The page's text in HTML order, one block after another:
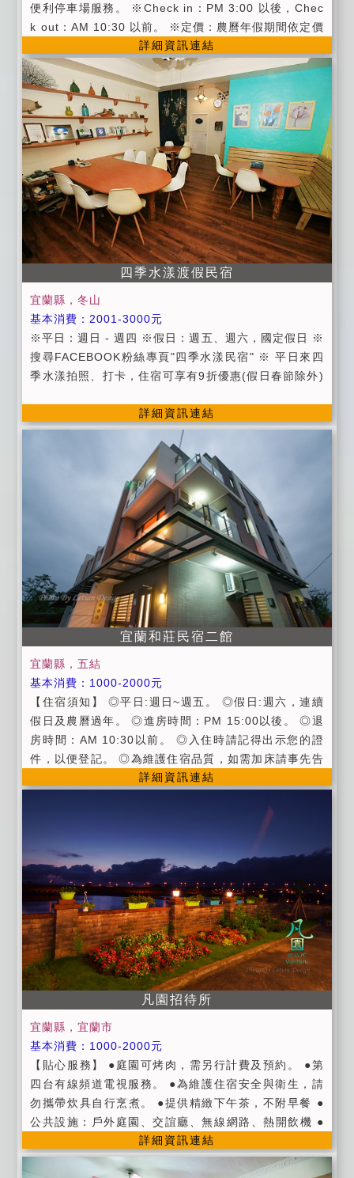
便利停車場服務。 ※Check in：PM 3:00 以後，Chec
k out：AM 10:30 以前。 ※定價：農曆年假期間依定價
計費。 ※假日：週六、國定假日。 ※平日：週日 ~ 週
五。 ※維護住宿品質，室內請勿吸煙。 ※維護住宿品
質，室內請勿攜帶寵物，如有攜帶寵物，每隻寵物依體
型大小酌收清潔費用 （小型犬：如貴賓酌收100元；中
型犬：如柴犬酌收150元；大型犬：如拉拉、黃金獵犬
酌收200元） 是否規定放入籠內：否（如有籠子，建議
攜帶） ※包 棟：平日8,000，假日9,500，年假13,00
0，最多可容納20人。 ※包棟含：春之頌 + 夏之戀 + 秋
之禪 + 冬之情客房，另可使用一樓點唱機、廚房(如使用
瓦斯爐需另收100元瓦斯費用)。 ※平日住宿者早餐為包
子.饅頭 / 三明治(二擇一)，假日住宿者早餐為包子.饅頭
/ 三明治 / 稀飯 (三擇一) ※和莊本棟1樓有1間主人房，
為方便主人管理和莊及招待來賓用。
詳細資訊連結
四季水漾渡假民宿
宜蘭縣，冬山
基本消費：2001-3000元
※平日：週日 - 週四 ※假日：週五、週六，國定假日 ※
搜尋FACEBOOK粉絲專頁"四季水漾民宿" ※ 平日來四
季水漾拍照、打卡，住宿可享有9折優惠(假日春節除外)
詳細資訊連結
宜蘭和莊民宿二館
宜蘭縣，五結
基本消費：1000-2000元
【住宿須知】 ◎平日:週日~週五。 ◎假日:週六，連續
假日及農曆過年。 ◎進房時間：PM 15:00以後。 ◎退
房時間：AM 10:30以前。 ◎入住時請記得出示您的證
件，以便登記。 ◎為維護住宿品質，如需加床請事先告
知。 ◎加棉被:夏季(薄被)一件加收50元清洗費，冬季
境，室內請勿吸煙，不便之處請見諒。 ◎如有寵物只限
一本留言簿，請多多使用。 ◎延期住宿:請於住宿前一週
告知，將可辦理退費或保留訂金三個月，並於期限內擇
期住宿。 ◎延期住宿:如遇天災(颱風,地震)經宜蘭縣政
府或旅客所在地政府發佈停止上班上課， 將可辦理延期
宿，並將保留訂金三個月，並於期限內擇期。 【冷氣使
用原則】 1.請將溫度設定在25℃或26℃及吹電風扇即
可。 2.吹冷氣時記得將窗戶、落地窗及浴室門關上，以
提高冷房效果。 3.請愛惜使用電器等用品，若有損壞需
照價賠償。 ◎公共設施：公用冰箱位於一樓、RO飲水
機位於廚房、寬頻上網(含Wi - Fi需自備電腦)、 汽機車
停車場位置有限、第四台有線頻道電視。 ◎提供西式早
餐服務。 (每人提供一張面額50元的餐券需自行至合作
的早餐店用餐,超出面額的部分需自行補足差價) ◎外出
時，請將節電卡放置一樓，方便管理 。 ◎請共同維護環
境整潔及節約能源。 ◎提供宜蘭旅遊資訊
詳細資訊連結
凡園招待所
宜蘭縣，宜蘭市
基本消費：1000-2000元
【貼心服務】 ●庭園可烤肉，需另行計費及預約。 ●第
四台有線頻道電視服務。 ●為維護住宿安全與衛生，請
勿攜帶炊具自行烹煮。 ●提供精緻下午茶，不附早餐 ●
公共設施：戶外庭園、交誼廳、無線網路、熱開飲機 ●
提供免費停車場 ●提供賞鯨代訂服務 ●可提早寄放行李
●提供盥洗用具 【匯款資訊】 ●請事先來電確認或預
詳細資訊連結